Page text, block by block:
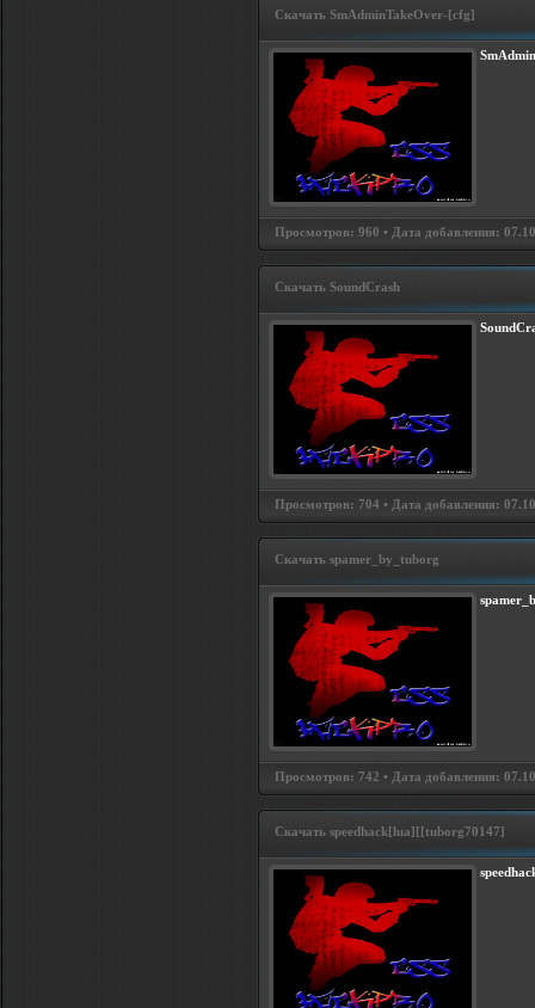
Скачать SmAdminTakeOver-[cfg]
Просмотров: 960 • Дата добавления:
Скачать SoundCrash
Просмотров: 704 • Дата добавления:
Скачать spamer_by_tuborg
Просмотров: 742 • Дата добавления:
Скачать speedhack[lua][[tuborg70147]